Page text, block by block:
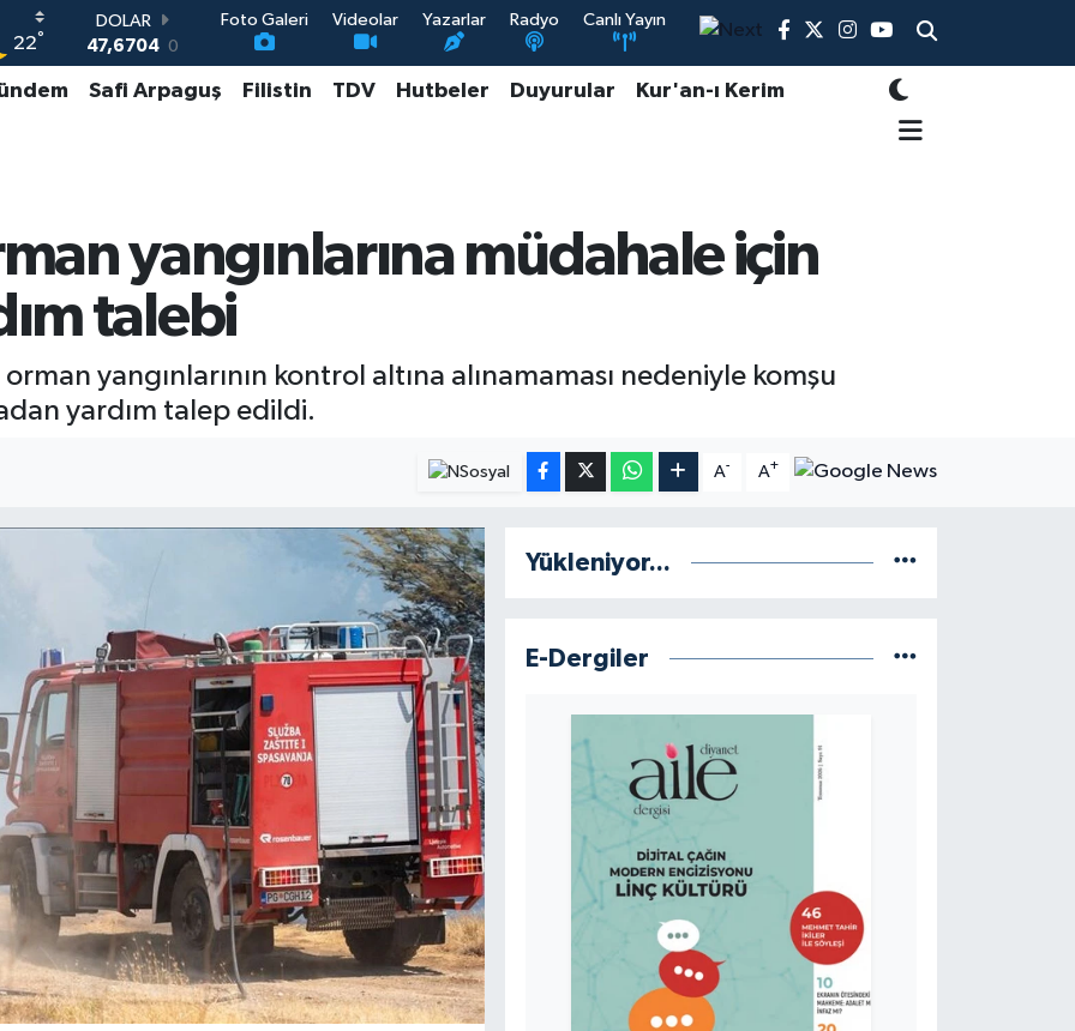
22°
DOLAR
47,6704 0
EURO
55,0406 -0.08
13.799
70
Foto Galeri Videolar Yazarlar Radyo Canlı Yayın
Safi Arpaguş Filistin TDV Hutbeler Duyurular Kur'an-ı Kerim
yangınlarına müdahale için
talebi
yangınlarının kontrol altına alınamaması nedeniyle komşu
yardım talep edildi.
A- A+
Yükleniyor...
E-Dergiler